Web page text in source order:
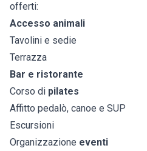
offerti:
Accesso animali
Tavolini e sedie
Terrazza
Bar e ristorante
Corso di pilates
Affitto pedalò, canoe e SUP
Escursioni
Organizzazione eventi